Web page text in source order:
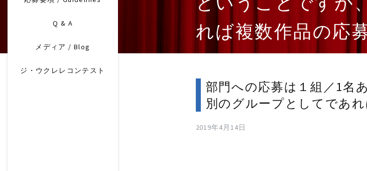
Q & A
メディア / Blog
ジ・ウクレレコンテスト
れば複数作品の応
部門への応募は１組／1名
別のグループとしてであ
2019年4月14日